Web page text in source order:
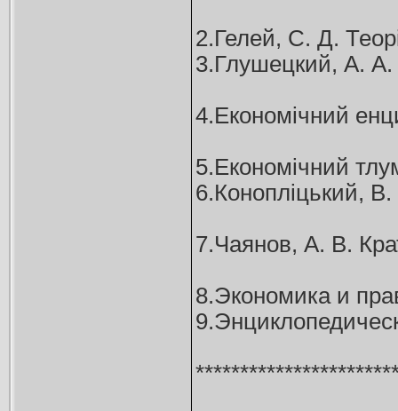
2.Гелей, С. Д.
3.Глушецкий, А. А.
4.Економічний
5.Економічний
6.Конопліцький,
7.Чаянов, А. В.
8.Экономика и